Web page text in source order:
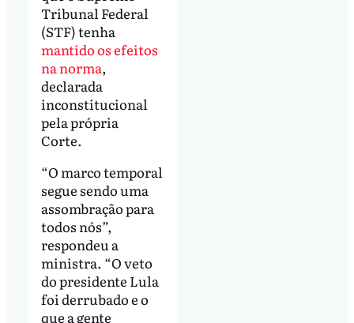
Tribunal Federal
(STF) tenha
mantido os efeitos
na norma,
declarada
inconstitucional
pela própria
Corte.
“O marco temporal
segue sendo uma
assombração para
todos nós”,
respondeu a
ministra. “O veto
do presidente Lula
foi derrubado e o
que a gente